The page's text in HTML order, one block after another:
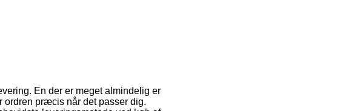
En der er meget almindelig er
ordren præcis når det passer dig.